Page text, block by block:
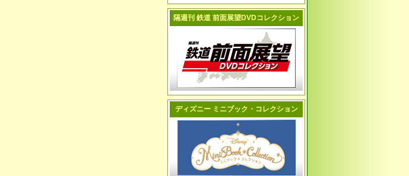
隔週刊 鉄道 前面展望DVDコレクション
ディズニー ミニブック・コレクション